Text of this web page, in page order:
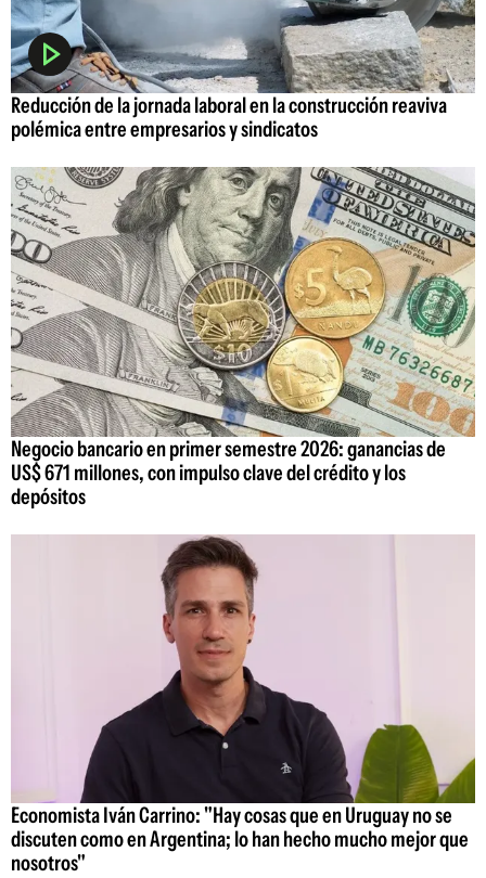
Reducción de la jornada laboral en la construcción reaviva
polémica entre empresarios y sindicatos
Negocio bancario en primer semestre 2026: ganancias de
US$ 671 millones, con impulso clave del crédito y los
depósitos
Economista Iván Carrino: "Hay cosas que en Uruguay no se
discuten como en Argentina; lo han hecho mucho mejor que
nosotros"